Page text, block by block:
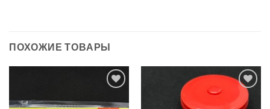
ПОХОЖИЕ ТОВАРЫ
в список
Добавить
в список